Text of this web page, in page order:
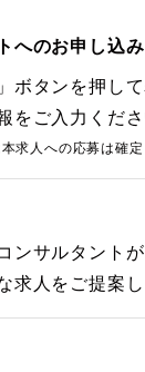
へのお申し込み
ボタンを押し
をご入力くださ
求人への応募は確定
ンサルタント
求人をご提案し